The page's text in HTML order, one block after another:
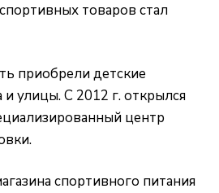
товаров стал
приобрели детские
улицы. С 2012 г. открылся
центр
спортивного питания